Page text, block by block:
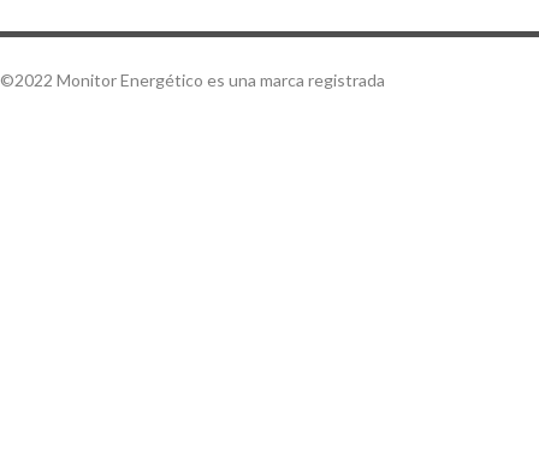
©2022 Monitor Energético es una marca registrada